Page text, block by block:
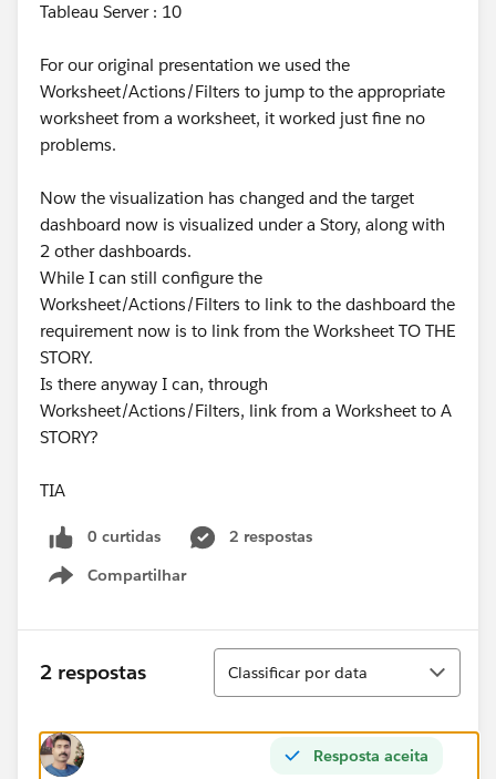
Tableau Server : 10
For our original presentation we used the
Worksheet/Actions/Filters to jump to the appropriate
worksheet from a worksheet, it worked just fine no
problems.
Now the visualization has changed and the target
dashboard now is visualized under a Story, along with
2 other dashboards.
While I can still configure the
Worksheet/Actions/Filters to link to the dashboard the
requirement now is to link from the Worksheet TO THE
STORY.
Is there anyway I can, through
Worksheet/Actions/Filters, link from a Worksheet to A
STORY?
TIA
0 curtidas
2 respostas
Compartilhar
Show menu
2 respostas
Classificar
Classificar por data
Resposta aceita